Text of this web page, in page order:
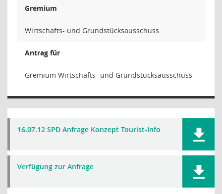
Gremium
Wirtschafts- und Grundstücksausschuss
Antrag für
Gremium Wirtschafts- und Grundstücksausschuss
16.07.12 SPD Anfrage Konzept Tourist-Info
Verfügung zur Anfrage